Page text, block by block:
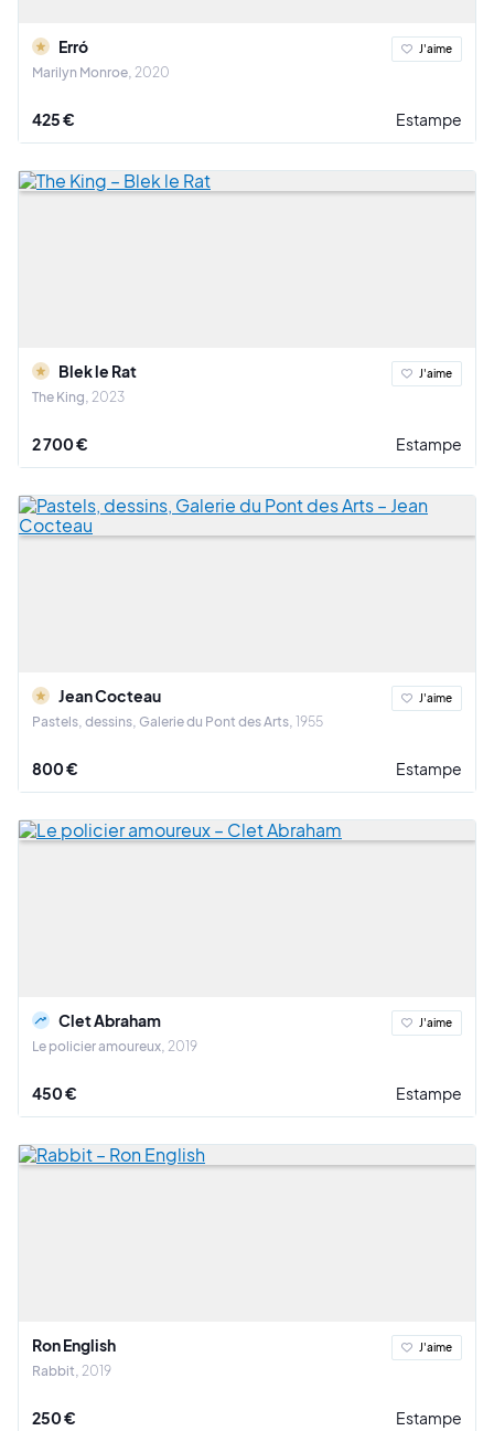
Erró
Marilyn Monroe 2020
J'aime
425 € Estampe
Blek le Rat
The King 2023
J'aime
2 700 € Estampe
Jean Cocteau
Pastels, dessins, Galerie du Pont des Arts 1955
J'aime
800 € Estampe
Clet Abraham
Le policier amoureux 2019
J'aime
450 € Estampe
Ron English
Rabbit 2019
J'aime
250 € Estampe